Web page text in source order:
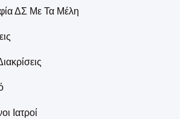
ΔΣ Με Τα Μέλη
Ιατροί